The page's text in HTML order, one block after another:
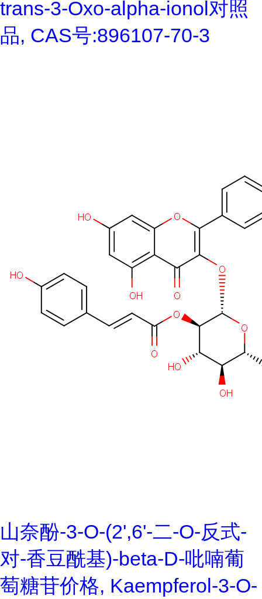
trans-3-Oxo-alpha-ionol对照
品, CAS号:896107-70-3
山奈酚-3-O-(2',6'-二-O-反式-
对-香豆酰基)-beta-D-吡喃葡
萄糖苷价格, Kaempferol-3-O-